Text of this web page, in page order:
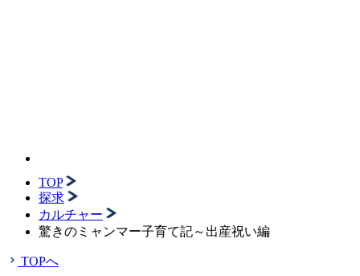
TOP
探求
カルチャー
驚きのミャンマー子育て記～出産祝い編
TOPへ